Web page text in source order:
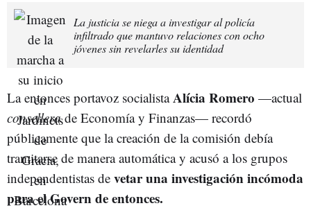
La justicia se niega a investigar al policía
infiltrado que mantuvo relaciones con ocho
jóvenes sin revelarles su identidad
La entonces portavoz socialistaAlícia Romero —actual
consellerade Economía y Finanzas— recordó
públicamente que la creación de la comisión debía
tramitarse de manera automática y acusó a los grupos
independentistas de vetar una investigación incómoda
para el Govern de entonces.